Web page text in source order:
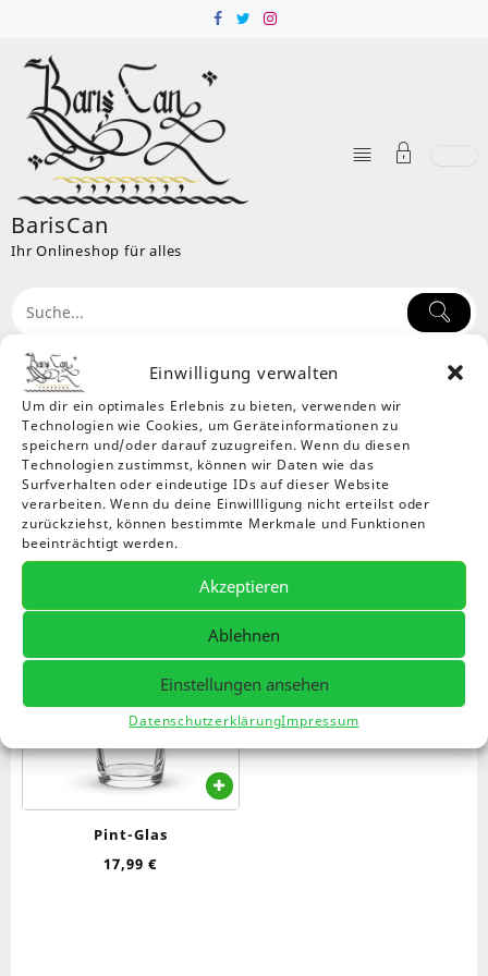
Einwilligung verwalten
Um dir ein optimales Erlebnis zu bieten, verwenden wir
Technologien wie Cookies, um Geräteinformationen zu
speichern und/oder darauf zuzugreifen. Wenn du diesen
Technologien zustimmst, können wir Daten wie das
Surfverhalten oder eindeutige IDs auf dieser Website
verarbeiten. Wenn du deine Einwillligung nicht erteilst oder
zurückziehst, können bestimmte Merkmale und Funktionen
beeinträchtigt werden.
Akzeptieren
Ablehnen
Einstellungen ansehen
DatenschutzerklärungImpressum
content
BarisCan
Ihr Onlineshop für alles
Kategorie:Gläser
Home Produkte Trinkgefäße & Zubehör
Wohnen
Einzelnes Ergebnis wird angezeigt
Pint-Glas
17,99€